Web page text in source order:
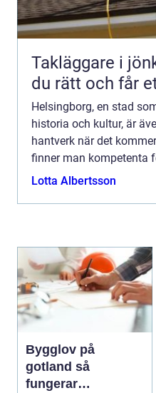
Takläggare i
du rätt och får
Helsingborg, en stad
historia och kultur, är
hantverk när det
finner man kompetenta
rad tjän...
Lotta Albertsson
Bygglov på
gotland så
fungerar